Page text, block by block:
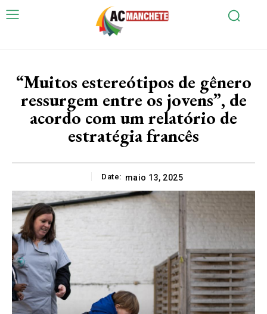
“Muitos estereótipos de gênero
ressurgem entre os jovens”, de
acordo com um relatório de
estratégia francês
Date: maio 13, 2025